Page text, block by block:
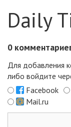
Daily
0
Для добавления
либо войдите
Facebook
Mail.ru